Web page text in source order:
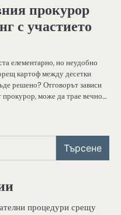
прокурор
с участието
елементарно, но неудобно
картоф между десетки
решено? Отговорът зависи
прокурор, може да трае вечно…
Търсене
процедури срещу